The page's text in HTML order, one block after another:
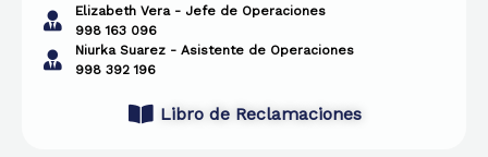
Elizabeth Vera - Jefe de Operaciones
998 163 096
Niurka Suarez - Asistente de Operaciones
998 392 196
Libro de Reclamaciones